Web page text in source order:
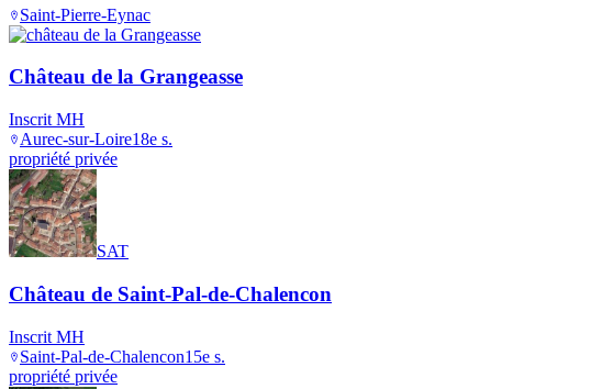
Saint-Pierre-Eynac
Château de la Grangeasse
Inscrit MH
Aurec-sur-Loire18e s.
propriété privée
SAT
Château de Saint-Pal-de-Chalencon
Inscrit MH
Saint-Pal-de-Chalencon15e s.
propriété privée